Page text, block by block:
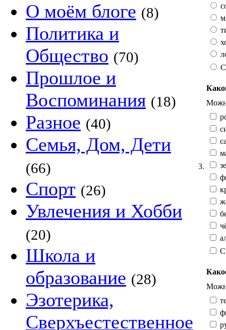
О моём блоге (8)
Политика и
Общество (70)
Прошлое и
Воспоминания (18)
Разное (40)
Семья, Дом, Дети
(66)
Спорт (26)
Увлечения и Хобби
(20)
Школа и
образование (28)
Эзотерика,
Сверхъестественное
3.